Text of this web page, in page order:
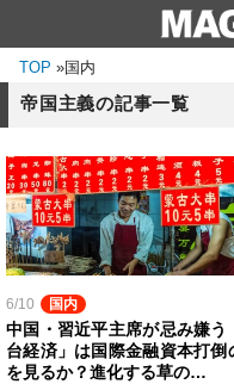
TOP »国内
帝国主義の記事一覧
6/10 国内
中国・習近平主席が忌み嫌う
台経済」は国際金融資本打倒
を見るか？進化する草の…